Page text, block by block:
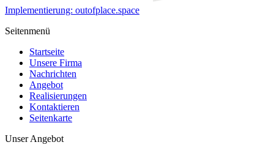
Implementierung: outofplace.space
Seitenmenü
Startseite
Unsere Firma
Nachrichten
Angebot
Realisierungen
Kontaktieren
Seitenkarte
Unser Angebot